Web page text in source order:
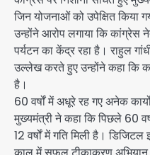
जिन योजनाओं को उपेक्षित किया
उन्होंने आरोप लगाया कि कांग्रेस
पर्यटन का केंद्र रहा है। राहुल
उल्लेख करते हुए उन्होंने कहा कि
है।
60 वर्षों में अधूरे रह गए अनेक
मुख्यमंत्री ने कहा कि पिछले 60
12 वर्षों में गति मिली है।